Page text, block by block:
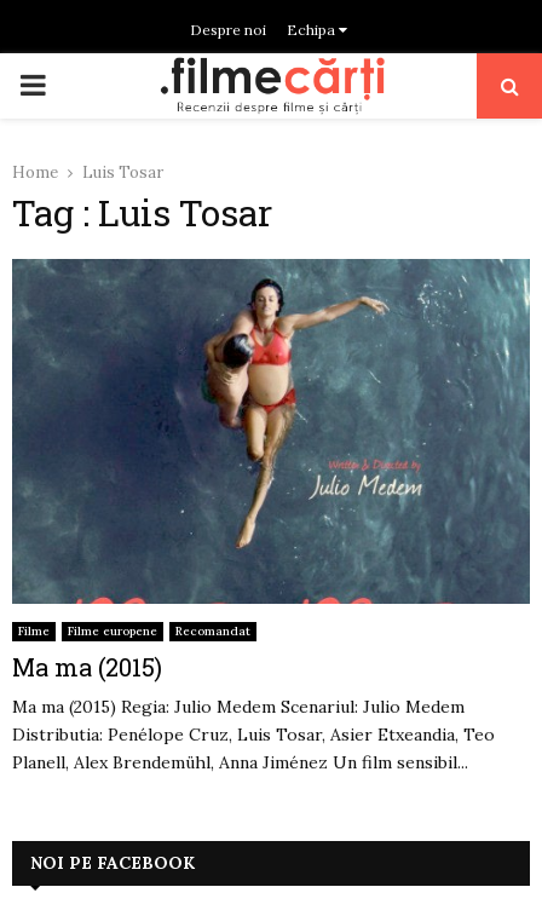
Despre noi Echipa
PRIMARY
Home Luis Tosar
Tag : Luis Tosar
Filme Filme europene Recomandat
Ma ma (2015)
Ma ma (2015) Regia: Julio Medem Scenariul: Julio Medem
Distributia: Penélope Cruz, Luis Tosar, Asier Etxeandia, Teo
Planell, Alex Brendemühl, Anna Jiménez Un film sensibil...
NOI PE FACEBOOK